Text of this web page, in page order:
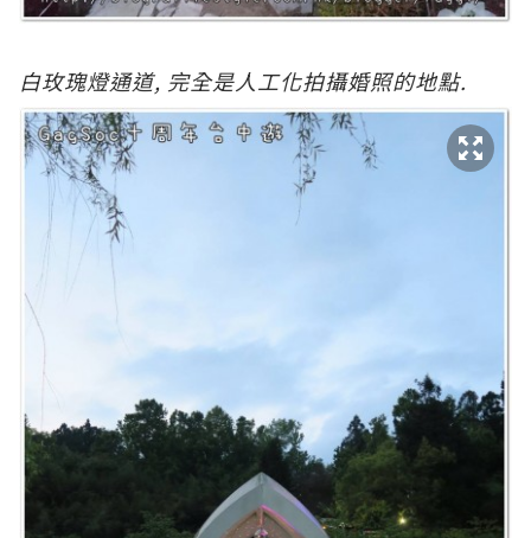
白玫瑰燈通道, 完全是人工化拍攝婚照的地點.